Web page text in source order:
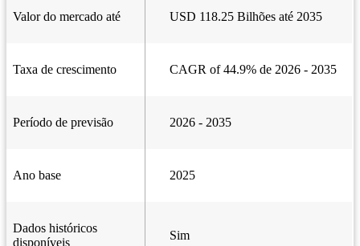
Valor do mercado até USD 118.25 Bilhões até 2035
Taxa de crescimento CAGR of 44.9% de 2026 - 2035
Período de previsão 2026 - 2035
Ano base 2025
Dados históricos
disponíveis
Sim